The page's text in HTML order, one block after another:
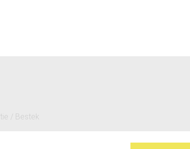
/ Bestek